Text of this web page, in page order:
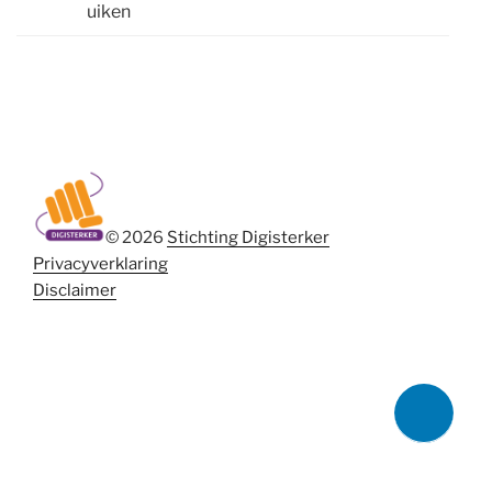
uiken
© 2026 Stichting Digisterker
Privacyverklaring
Disclaimer